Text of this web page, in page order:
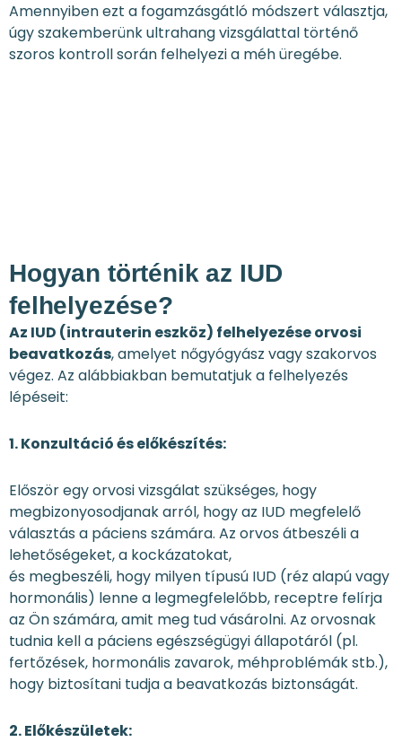
Amennyiben ezt a fogamzásgátló módszert választja,
úgy szakemberünk ultrahang vizsgálattal történő
szoros kontroll során felhelyezi a méh üregébe.
Hogyan történik az IUD
felhelyezése?
Az IUD (intrauterin eszköz) felhelyezése orvosi
beavatkozás, amelyet nőgyógyász vagy szakorvos
végez. Az alábbiakban bemutatjuk a felhelyezés
lépéseit:
1. Konzultáció és előkészítés:
Először egy orvosi vizsgálat szükséges, hogy
megbizonyosodjanak arról, hogy az IUD megfelelő
választás a páciens számára. Az orvos átbeszéli a
lehetőségeket, a kockázatokat,
és megbeszéli, hogy milyen típusú IUD (réz alapú vagy
hormonális) lenne a legmegfelelőbb, receptre felírja
az Ön számára, amit meg tud vásárolni. Az orvosnak
tudnia kell a páciens egészségügyi állapotáról (pl.
fertőzések, hormonális zavarok, méhproblémák stb.),
hogy biztosítani tudja a beavatkozás biztonságát.
2. Előkészületek: